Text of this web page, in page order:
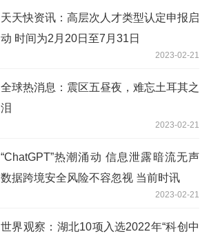
天天快资讯：高层次人才类型认定申报启
动 时间为2月20日至7月31日
2023-02-21
全球热消息：震区五昼夜，难忘土耳其之
泪
2023-02-21
“ChatGPT”热潮涌动 信息泄露暗流无声
数据跨境安全风险不容忽视 当前时讯
2023-02-21
世界观察：湖北10项入选2022年“科创中